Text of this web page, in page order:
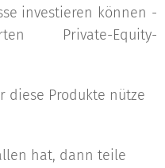
investieren können -
Private-Equity-
diese Produkte nütze
hat, dann teile